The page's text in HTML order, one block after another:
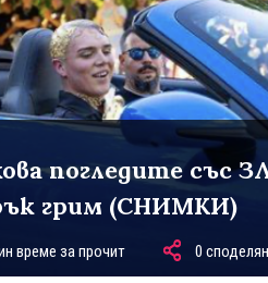
погледите със
грим (СНИМКИ)
време за прочит 0